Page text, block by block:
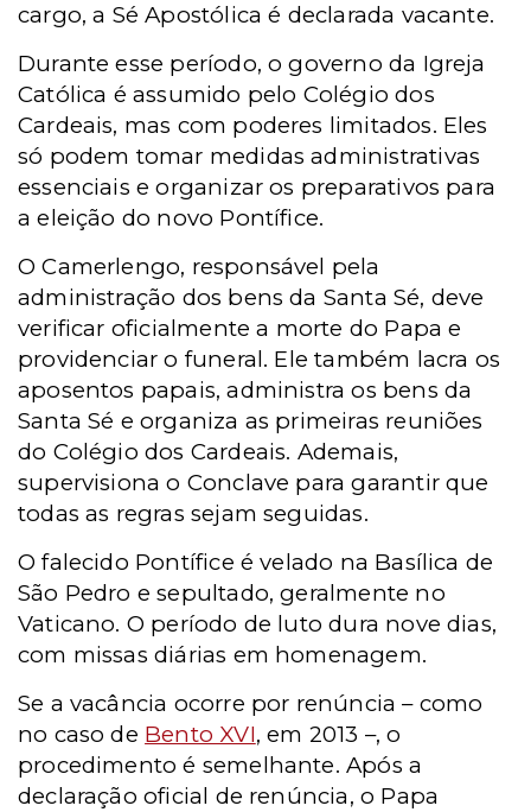
cargo, a Sé Apostólica é declarada vacante.
Durante esse período, o governo da Igreja
Católica é assumido pelo Colégio dos
Cardeais, mas com poderes limitados. Eles
só podem tomar medidas administrativas
essenciais e organizar os preparativos para
a eleição do novo Pontífice.
O Camerlengo, responsável pela
administração dos bens da Santa Sé, deve
verificar oficialmente a morte do Papa e
providenciar o funeral. Ele também lacra os
aposentos papais, administra os bens da
Santa Sé e organiza as primeiras reuniões
do Colégio dos Cardeais. Ademais,
supervisiona o Conclave para garantir que
todas as regras sejam seguidas.
O falecido Pontífice é velado na Basílica de
São Pedro e sepultado, geralmente no
Vaticano. O período de luto dura nove dias,
com missas diárias em homenagem.
Se a vacância ocorre por renúncia – como
no caso de Bento XVI, em 2013 –, o
procedimento é semelhante. Após a
declaração oficial de renúncia, o Papa